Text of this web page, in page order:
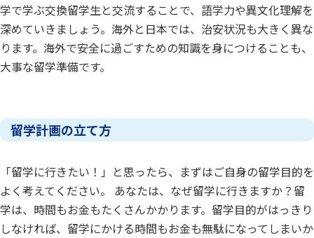
学で学ぶ交換留学生と交流することで、語学力や異文化理解を
深めていきましょう。海外と日本では、治安状況も大きく異な
ります。海外で安全に過ごすための知識を身につけることも、
大事な留学準備です。
留学計画の立て方
「留学に行きたい！」と思ったら、まずはご自身の留学目的を
よく考えてください。 あなたは、なぜ留学に行きますか？留
学は、時間もお金もたくさんかかります。留学目的がはっきり
しなければ、留学にかける時間もお金も無駄になってしまいか